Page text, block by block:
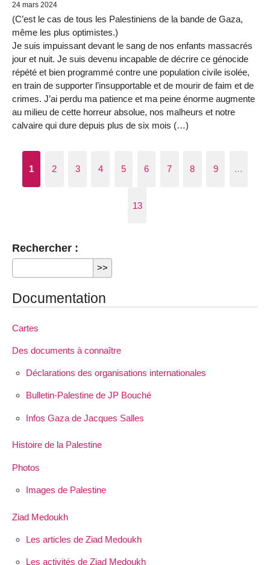
24 mars 2024
(C’est le cas de tous les Palestiniens de la bande de Gaza,
même les plus optimistes.)
Je suis impuissant devant le sang de nos enfants massacrés
jour et nuit. Je suis devenu incapable de décrire ce génocide
répété et bien programmé contre une population civile isolée,
en train de supporter l’insupportable et de mourir de faim et de
crimes. J’ai perdu ma patience et ma peine énorme augmente
au milieu de cette horreur absolue, nos malheurs et notre
calvaire qui dure depuis plus de six mois (…)
1 2 3 4 5 6 7 8 9 …
13
Rechercher :
Documentation
Cartes
Des documents à connaître
Déclarations des organisations internationales
Bulletin-Palestine de JP Bouché
Infos Gaza de Jacques Salles
Histoire de la Palestine
Photos
Images de Palestine
Ziad Medoukh
Les articles de Ziad Medoukh
Les activités de Ziad Medoukh